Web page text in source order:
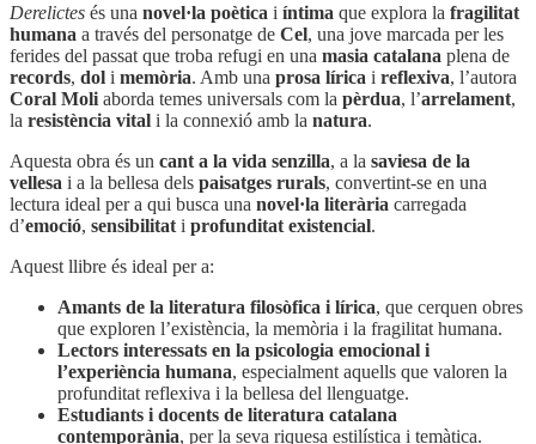
Derelictes és una novel·la poètica i íntima que explora la fragilitat
humana a través del personatge de Cel, una jove marcada per les
ferides del passat que troba refugi en una masia catalana plena de
records, dol i memòria. Amb una prosa lírica i reflexiva, l’autora
Coral Moli aborda temes universals com la pèrdua, l’arrelament,
la resistència vital i la connexió amb la natura.
Aquesta obra és un cant a la vida senzilla, a la saviesa de la
vellesa i a la bellesa dels paisatges rurals, convertint-se en una
lectura ideal per a qui busca una novel·la literària carregada
d’emoció, sensibilitat i profunditat existencial.
Aquest llibre és ideal per a:
Amants de la literatura filosòfica i lírica, que cerquen obres
que exploren l’existència, la memòria i la fragilitat humana.
Lectors interessats en la psicologia emocional i
l’experiència humana, especialment aquells que valoren la
profunditat reflexiva i la bellesa del llenguatge.
Estudiants i docents de literatura catalana
contemporània, per la seva riquesa estilística i temàtica.